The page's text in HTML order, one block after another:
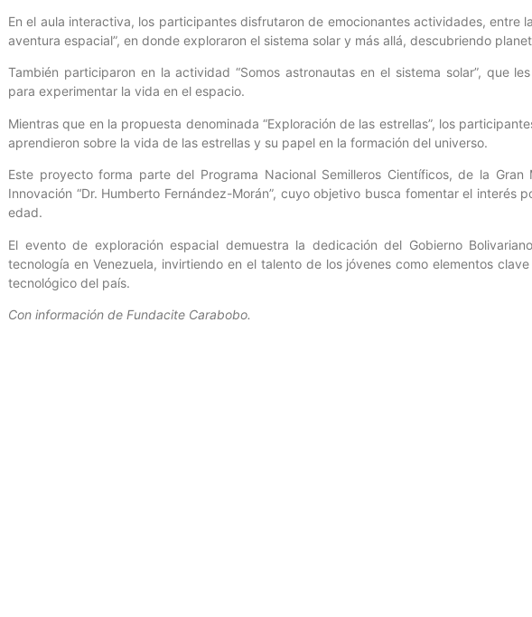
En el aula interactiva, los participantes disfrutaron de emocionantes actividades, entre
aventura espacial”, en donde exploraron el sistema solar y más allá, descubriendo
También participaron en la actividad “Somos astronautas en el sistema solar”, que
para experimentar la vida en el espacio.
Mientras que en la propuesta denominada “Exploración de las estrellas”, los
aprendieron sobre la vida de las estrellas y su papel en la formación del universo.
Este proyecto forma parte del Programa Nacional Semilleros Científicos, de la Gran
Innovación “Dr. Humberto Fernández-Morán”, cuyo objetivo busca fomentar el interés
edad.
El evento de exploración espacial demuestra la dedicación del Gobierno
tecnología en Venezuela, invirtiendo en el talento de los jóvenes como elementos
tecnológico del país.
Con información de Fundacite Carabobo.